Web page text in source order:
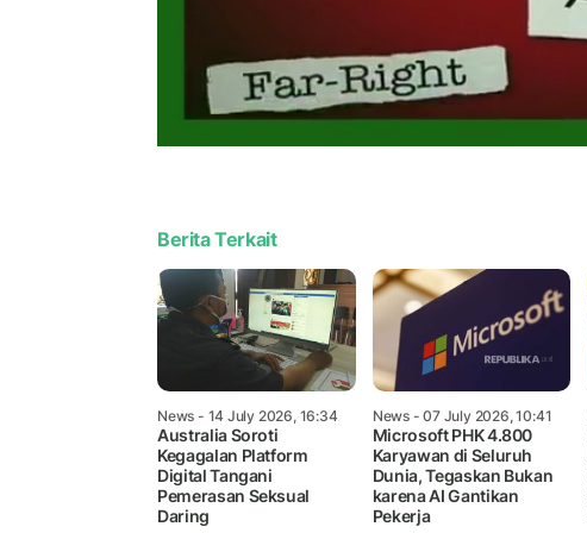
Berita Terkait
News - 14 July 2026, 16:34
Australia Soroti
Kegagalan Platform
Digital Tangani
Pemerasan Seksual
Daring
News- 07 July 2026, 10:41
Microsoft PHK 4.800
Karyawan di Seluruh
Dunia, Tegaskan Bukan
karena AI Gantikan
Pekerja